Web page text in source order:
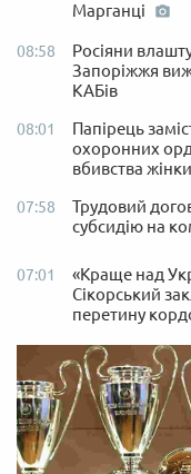
Марганці
08:58
Росіяни
Запоріжжя
КАБів
08:01
Папірець
охоронних
вбивства жінки
07:58
Трудовий
субсидію на
07:01
«Краще над
Сікорський
перетину